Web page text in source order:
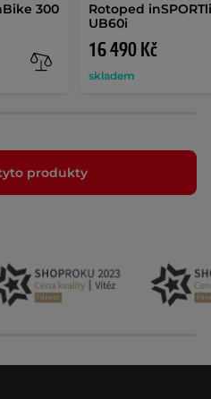
300
Rotoped
UB60i
16 490 Kč
skladem
produkty